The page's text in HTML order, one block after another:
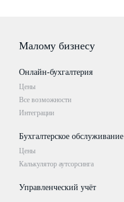
Малому бизнесу
Онлайн-бухгалтерия
Цены
Все возможности
Интеграции
Бухгалтерское обслуживание
Цены
Калькулятор аутсорсинга
Управленческий учёт